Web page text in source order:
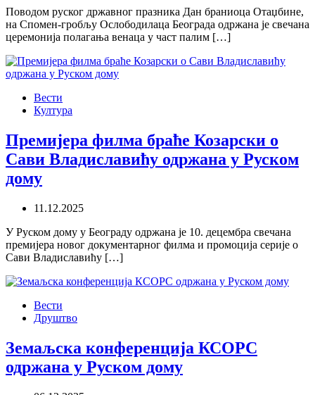
Поводом руског државног празника Дан браниоца Отаџбине,
на Спомен-гробљу Ослободилаца Београда одржана је свечана
церемонија полагања венаца у част палим […]
Вести
Култура
Премијера филма браће Козарски о
Сави Владиславићу одржана у Руском
дому
11.12.2025
У Руском дому у Београду одржана је 10. децембра свечана
премијера новог документарног филма и промоција серије о
Сави Владиславићу […]
Вести
Друштво
Земаљска конференција КСОРС
одржана у Руском дому